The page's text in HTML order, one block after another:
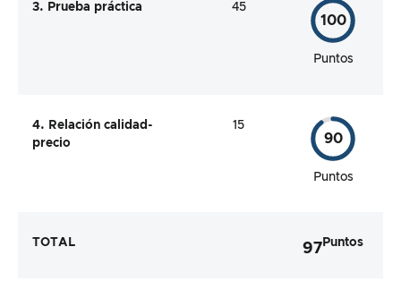
3. Prueba práctica 45
100
Puntos
4. Relación calidad-
precio
15
90
Puntos
TOTAL 97 Puntos